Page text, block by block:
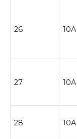
26 10A
27 10A
28 10A